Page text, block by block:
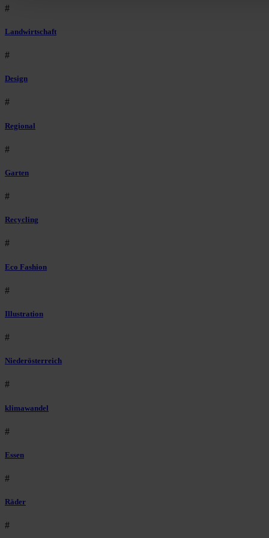
#
Landwirtschaft
#
Design
#
Regional
#
Garten
#
Recycling
#
Eco Fashion
#
Illustration
#
Niederösterreich
#
klimawandel
#
Essen
#
Räder
#